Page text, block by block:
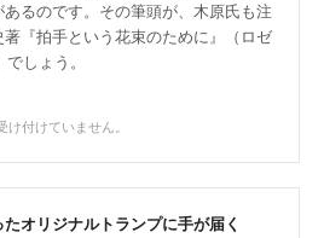
るのです。その筆頭が、木原氏も注
『拍手という花束のために』（ロゼ
しょう。
け付けていません。
オリジナルトランプに手が届く